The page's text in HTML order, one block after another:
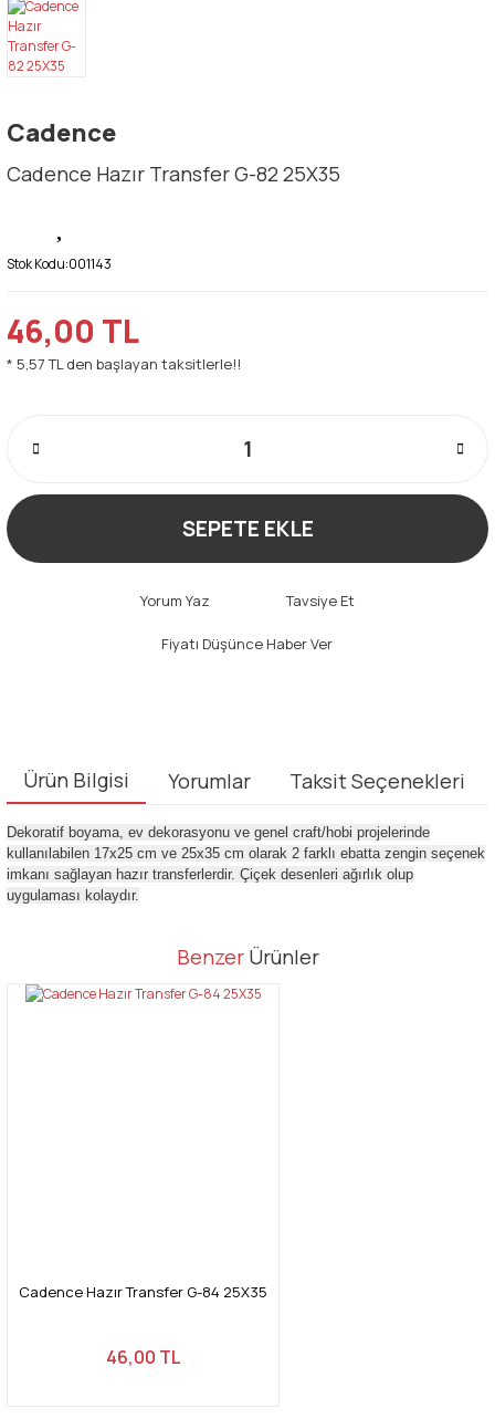
Cadence
Cadence Hazır Transfer G-82 25X35
Stok Kodu:001143
46,00 TL
* 5,57 TL den başlayan taksitlerle!!
SEPETE EKLE
Yorum Yaz Tavsiye Et
Fiyatı Düşünce Haber Ver
Ürün Bilgisi Yorumlar Taksit Seçenekleri
Dekoratif boyama, ev dekorasyonu ve genel craft/hobi projelerinde
kullanılabilen 17x25 cm ve 25x35 cm olarak 2 farklı ebatta zengin seçenek
imkanı sağlayan hazır transferlerdir. Çiçek desenleri ağırlık olup
uygulaması kolaydır.
Bu ürüne ilk yorumu siz yapın!
Bu ürünün fiyat bilgisi, resim, ürün açıklamalarında ve diğer
tarafımıza iletebilirsiniz.
Benzer Ürünler
Cadence Hazır Transfer G-84 25X35
46,00 TL